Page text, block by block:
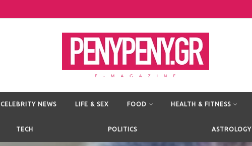
CELEBRITY NEWS LIFE & SEX FOOD HEALTH & FITNESS
TECH POLITICS ASTROLOGY